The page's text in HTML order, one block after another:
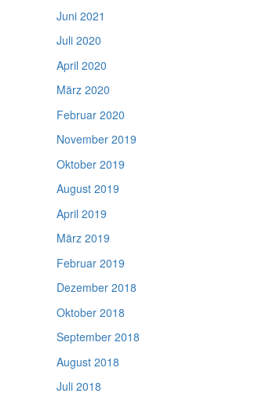
Juni 2021
Juli 2020
April 2020
März 2020
Februar 2020
November 2019
Oktober 2019
August 2019
April 2019
März 2019
Februar 2019
Dezember 2018
Oktober 2018
September 2018
August 2018
Juli 2018